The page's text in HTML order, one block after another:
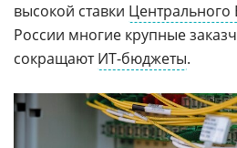
высокой ставки Центрального
России многие крупные
сокращаютИТ-бюджеты.